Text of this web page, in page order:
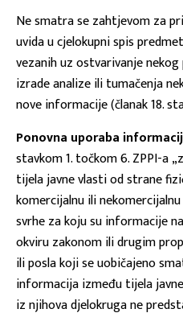
Ne smatra se zahtjevom za
uvida u cjelokupni spis
vezanih uz ostvarivanje
izrade analize ili tumačenja
nove informacije (članak 18.
Ponovna uporaba
stavkom 1. točkom 6. ZPPI-a
tijela javne vlasti od strane
komercijalnu ili
svrhe za koju su informacije
okviru zakonom ili drugim
ili posla koji se uobičajeno
informacija između tijela
iz njihova djelokruga ne